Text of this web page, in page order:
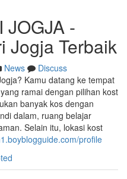
JOGJA -
Jogja Terbaik
News
Discuss
Kamu datang ke tempat
ramai dengan pilihan kost
banyak kos dengan
dalam, ruang belajar
Selain itu, lokasi kost
profile